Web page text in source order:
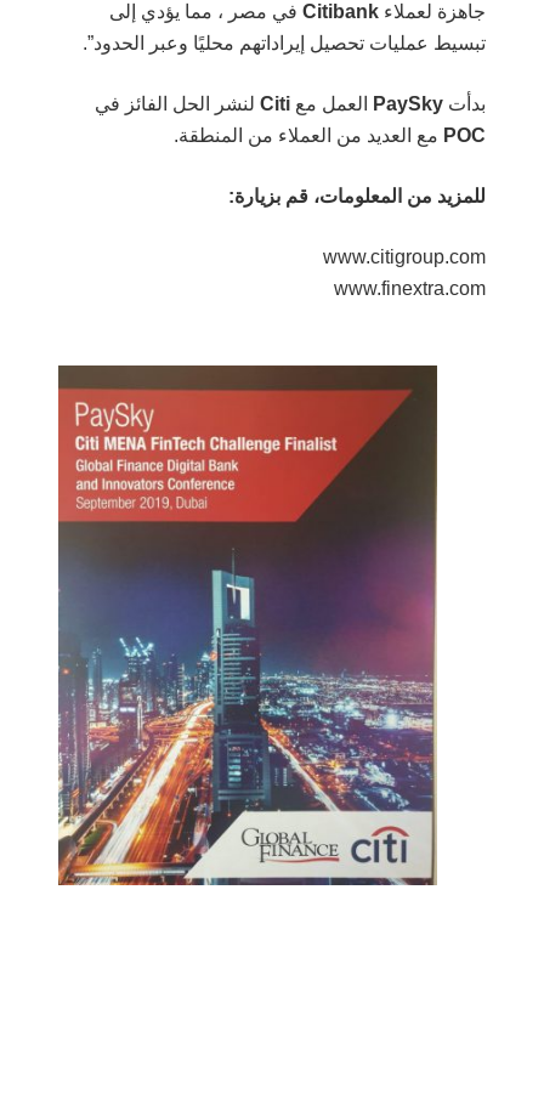
جاهزة لعملاء Citibank في مصر ، مما يؤدي إلى
تبسيط عمليات تحصيل إيراداتهم محليًا وعبر الحدود”.
بدأت PaySky العمل مع Citi لنشر الحل الفائز في
POC مع العديد من العملاء من المنطقة.
للمزيد من المعلومات، قم بزيارة:
www.citigroup.com
www.finextra.com